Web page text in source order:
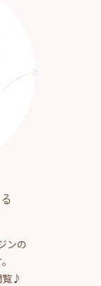
ンの
覧♪